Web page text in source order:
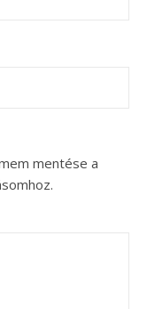
mentése a